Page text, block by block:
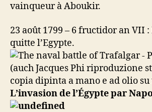
vainqueur à Aboukir.
23 août 1799 – 6 fructidor an VII
quitte l’Egypte.
L’invasion de l’Égypte par